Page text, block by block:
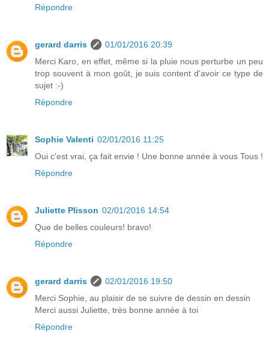
Répondre
gerard darris
01/01/2016 20:39
Merci Karo, en effet, même si la pluie nous perturbe un peu
trop souvent à mon goût, je suis content d'avoir ce type de
sujet :-)
Répondre
Sophie Valenti 02/01/2016 11:25
Oui c'est vrai, ça fait envie ! Une bonne année à vous Tous !
Répondre
Juliette Plisson 02/01/2016 14:54
Que de belles couleurs! bravo!
Répondre
gerard darris
02/01/2016 19:50
Merci Sophie, au plaisir de se suivre de dessin en dessin
Merci aussi Juliette, très bonne année à toi
Répondre